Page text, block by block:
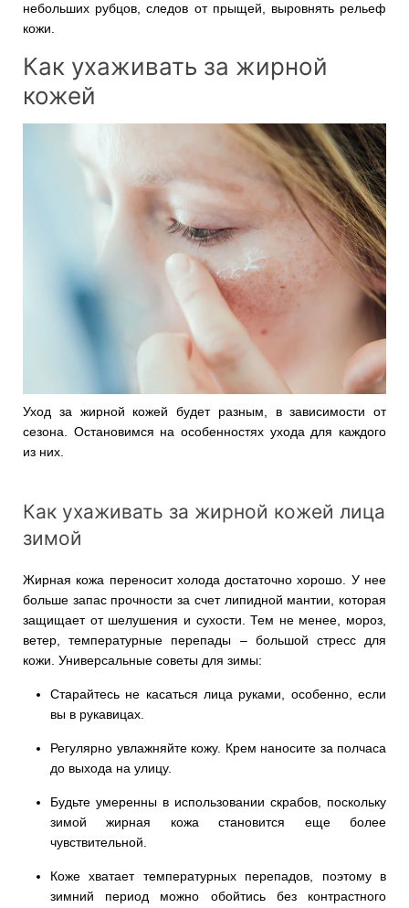
небольших рубцов, следов от прыщей, выровнять рельеф
кожи.
Как ухаживать за жирной
кожей
Уход за жирной кожей будет разным, в зависимости от
сезона. Остановимся на особенностях ухода для каждого
из них.
Как ухаживать за жирной кожей лица
зимой
Жирная кожа переносит холода достаточно хорошо. У нее
больше запас прочности за счет липидной мантии, которая
защищает от шелушения и сухости. Тем не менее, мороз,
ветер, температурные перепады – большой стресс для
кожи. Универсальные советы для зимы:
Старайтесь не касаться лица руками, особенно, если
вы в рукавицах.
Регулярно увлажняйте кожу. Крем наносите за полчаса
до выхода на улицу.
Будьте умеренны в использовании скрабов, поскольку
зимой жирная кожа становится еще более
чувствительной.
Коже хватает температурных перепадов, поэтому в
зимний период можно обойтись без контрастного